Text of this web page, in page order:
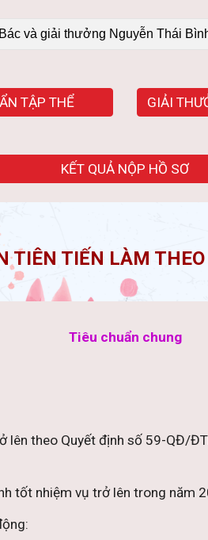
và giải thưởng Nguyễn Thái
TẬP THỂ
KẾT QUẢ NỘP HỒ SƠ
TIÊN TIẾN LÀM
Tiêu chuẩn chung
theo Quyết định số 59-QĐ/
tốt nhiệm vụ trở lên trong năm